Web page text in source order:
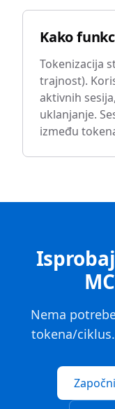
Kako
Tokenizacija
trajnost).
aktivnih
uklanjanje.
između
Nema
tokena/